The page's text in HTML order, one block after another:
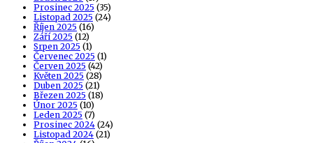
Prosinec 2025 (35)
Listopad 2025 (24)
Říjen 2025 (16)
Září 2025 (12)
Srpen 2025 (1)
Červenec 2025 (1)
Červen 2025 (42)
Květen 2025 (28)
Duben 2025 (21)
Březen 2025 (18)
Únor 2025 (10)
Leden 2025 (7)
Prosinec 2024 (24)
Listopad 2024 (21)